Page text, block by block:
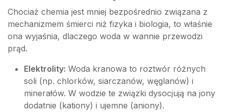
Chociaż chemia jest mniej bezpośrednio związana z
mechanizmem śmierci niż fizyka i biologia, to właśnie
ona wyjaśnia, dlaczego woda w wannie przewodzi
prąd.
Elektrolity: Woda kranowa to roztwór różnych
soli (np. chlorków, siarczanów, węglanów) i
minerałów. W wodzie te związki dysocjują na jony
dodatnie (kationy) i ujemne (aniony).